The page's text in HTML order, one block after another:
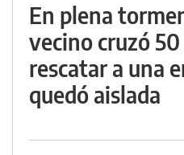
En plena
vecino cruzó
rescatar a una
quedó aislada